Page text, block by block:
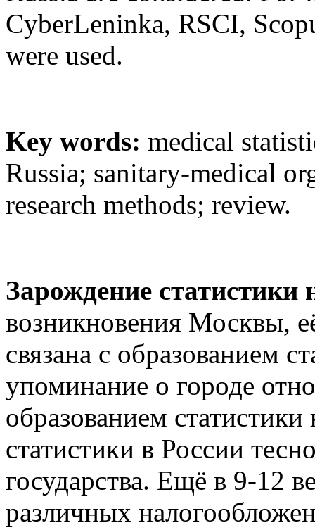
CyberLeninka, RSCI,
were used.
Key words: medical
Russia; sanitary-medical
research methods; review.
Зарождение статистики
возникновения Москвы,
связана с образованием
упоминание о городе
образованием
статистики в России
государства. Ещё в 9-12
различных